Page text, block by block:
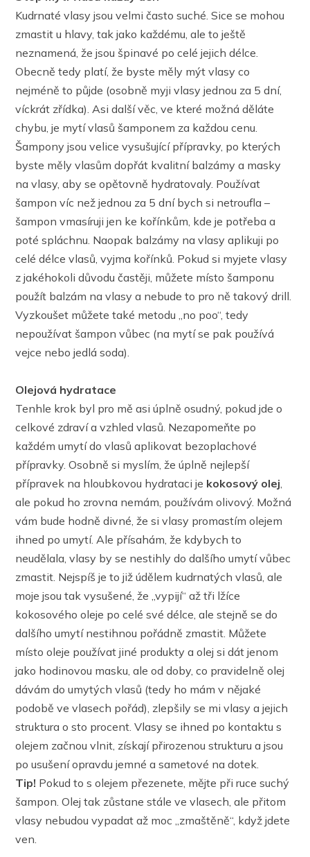
Kudrnaté vlasy jsou velmi často suché. Sice se mohou
zmastit u hlavy, tak jako každému, ale to ještě
neznamená, že jsou špinavé po celé jejich délce.
Obecně tedy platí, že byste měly mýt vlasy co
nejméně to půjde (osobně myji vlasy jednou za 5 dní,
víckrát zřídka). Asi další věc, ve které možná děláte
chybu, je mytí vlasů šamponem za každou cenu.
Šampony jsou velice vysušující přípravky, po kterých
byste měly vlasům dopřát kvalitní balzámy a masky
na vlasy, aby se opětovně hydratovaly. Používat
šampon víc než jednou za 5 dní bych si netroufla –
šampon vmasíruji jen ke kořínkům, kde je potřeba a
poté spláchnu. Naopak balzámy na vlasy aplikuji po
celé délce vlasů, vyjma kořínků. Pokud si myjete vlasy
z jakéhokoli důvodu častěji, můžete místo šamponu
použít balzám na vlasy a nebude to pro ně takový drill.
Vyzkoušet můžete také metodu ,,no poo“, tedy
nepoužívat šampon vůbec (na mytí se pak používá
vejce nebo jedlá soda).
Olejová hydratace
Tenhle krok byl pro mě asi úplně osudný, pokud jde o
celkové zdraví a vzhled vlasů. Nezapomeňte po
každém umytí do vlasů aplikovat bezoplachové
přípravky. Osobně si myslím, že úplně nejlepší
přípravek na hloubkovou hydrataci je kokosový olej,
ale pokud ho zrovna nemám, používám olivový. Možná
vám bude hodně divné, že si vlasy promastím olejem
ihned po umytí. Ale přísahám, že kdybych to
neudělala, vlasy by se nestihly do dalšího umytí vůbec
zmastit. Nejspíš je to již údělem kudrnatých vlasů, ale
moje jsou tak vysušené, že ,,vypijí“ až tři lžíce
kokosového oleje po celé své délce, ale stejně se do
dalšího umytí nestihnou pořádně zmastit. Můžete
místo oleje používat jiné produkty a olej si dát jenom
jako hodinovou masku, ale od doby, co pravidelně olej
dávám do umytých vlasů (tedy ho mám v nějaké
podobě ve vlasech pořád), zlepšily se mi vlasy a jejich
struktura o sto procent. Vlasy se ihned po kontaktu s
olejem začnou vlnit, získají přirozenou strukturu a jsou
po usušení opravdu jemné a sametové na dotek.
Tip! Pokud to s olejem přezenete, mějte při ruce suchý
šampon. Olej tak zůstane stále ve vlasech, ale přitom
vlasy nebudou vypadat až moc ,,zmaštěně“, když jdete
ven.